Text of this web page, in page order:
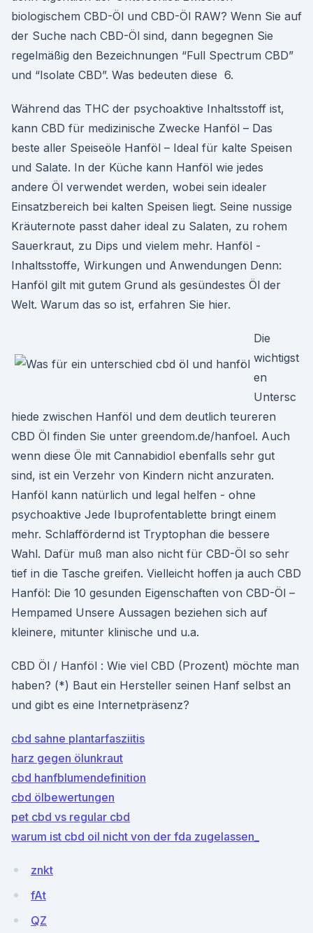
biologischem CBD-Öl und CBD-Öl RAW? Wenn Sie auf
der Suche nach CBD-Öl sind, dann begegnen Sie
regelmäßig den Bezeichnungen “Full Spectrum CBD”
und “Isolate CBD”. Was bedeuten diese 6.
Während das THC der psychoaktive Inhaltsstoff ist,
kann CBD für medizinische Zwecke Hanföl – Das
beste aller Speiseöle Hanföl – Ideal für kalte Speisen
und Salate. In der Küche kann Hanföl wie jedes
andere Öl verwendet werden, wobei sein idealer
Einsatzbereich bei kalten Speisen liegt. Seine nussige
Kräuternote passt daher ideal zu Salaten, zu rohem
Sauerkraut, zu Dips und vielem mehr. Hanföl -
Inhaltsstoffe, Wirkungen und Anwendungen Denn:
Hanföl gilt mit gutem Grund als gesündestes Öl der
Welt. Warum das so ist, erfahren Sie hier.
Die
wichtigst
en
Untersc
hiede zwischen Hanföl und dem deutlich teureren
CBD Öl finden Sie unter greendom.de/hanfoel. Auch
wenn diese Öle mit Cannabidiol ebenfalls sehr gut
sind, ist ein Verzehr von Kindern nicht anzuraten.
Hanföl kann natürlich und legal helfen - ohne
psychoaktive Jede Ibuprofentablette bringt einem
mehr. Schlaffördernd ist Tryptophan die bessere
Wahl. Dafür muß man also nicht für CBD-Öl so sehr
tief in die Tasche greifen. Vielleicht hoffen ja auch CBD
Hanföl: Die 10 gesunden Eigenschaften von CBD-Öl –
Hempamed Unsere Aussagen beziehen sich auf
kleinere, mitunter klinische und u.a.
CBD Öl / Hanföl : Wie viel CBD (Prozent) möchte man
haben? (*) Baut ein Hersteller seinen Hanf selbst an
und gibt es eine Internetpräsenz?
cbd sahne plantarfasziitis
harz gegen ölunkraut
cbd hanfblumendefinition
cbd ölbewertungen
pet cbd vs regular cbd
warum ist cbd oil nicht von der fda zugelassen_
znkt
fAt
QZ